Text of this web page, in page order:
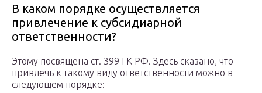
В каком порядке осуществляется
привлечение к субсидиарной
ответственности?
Этому посвящена ст. 399 ГК РФ. Здесь сказано, что
привлечь к такому виду ответственности можно в
следующем порядке: